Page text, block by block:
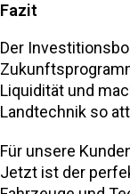
Fazit
Der
Liquidität und
Landtechnik so
Für unsere
Jetzt ist der